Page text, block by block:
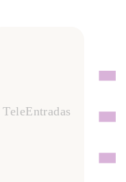
TeleEntradas